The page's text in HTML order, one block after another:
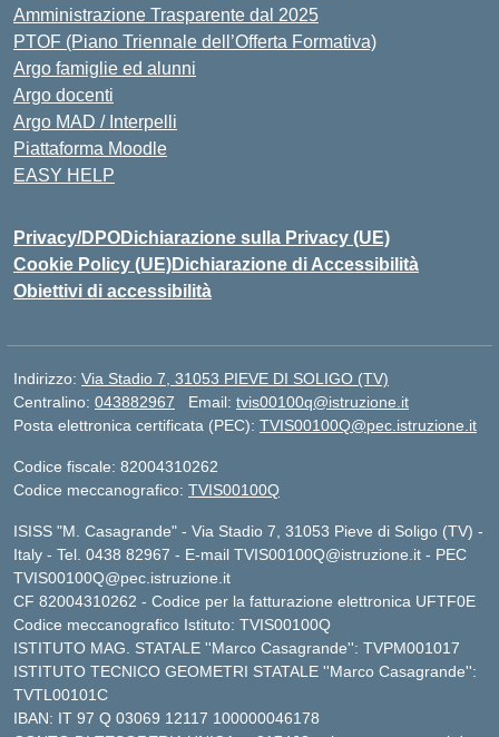
Amministrazione Trasparente dal 2025
PTOF (Piano Triennale dell’Offerta Formativa)
Argo famiglie ed alunni
Argo docenti
Argo MAD / Interpelli
Piattaforma Moodle
EASY HELP
Privacy/DPODichiarazione sulla Privacy (UE)
Cookie Policy (UE)Dichiarazione di Accessibilità
Obiettivi di accessibilità
Indirizzo: Via Stadio 7, 31053 PIEVE DI SOLIGO (TV)
Centralino: 043882967 Email: tvis00100q@istruzione.it
Posta elettronica certificata (PEC): TVIS00100Q@pec.istruzione.it
Codice fiscale: 82004310262
Codice meccanografico: TVIS00100Q
ISISS "M. Casagrande" - Via Stadio 7, 31053 Pieve di Soligo (TV) -
Italy - Tel. 0438 82967 - E-mail TVIS00100Q@istruzione.it - PEC
TVIS00100Q@pec.istruzione.it
CF 82004310262 - Codice per la fatturazione elettronica UFTF0E
Codice meccanografico Istituto: TVIS00100Q
ISTITUTO MAG. STATALE ''Marco Casagrande'': TVPM001017
ISTITUTO TECNICO GEOMETRI STATALE ''Marco Casagrande'':
TVTL00101C
IBAN: IT 97 Q 03069 12117 100000046178